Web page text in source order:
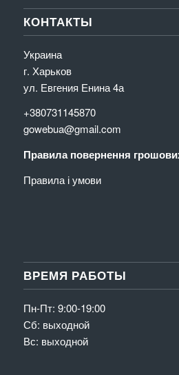
КОНТАКТЫ
Украина
г. Харьков
ул. Евгения Енина 4а
+380731145870
gowebua@gmail.com
Правила повернення
Правила і умови
ВРЕМЯ РАБОТЫ
Пн-Пт: 9:00-19:00
Сб: выходной
Вс: выходной